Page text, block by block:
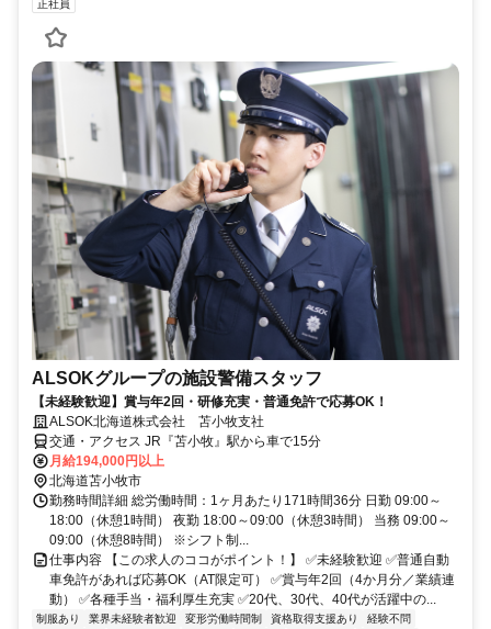
正社員
ALSOKグループの施設警備スタッフ
【未経験歓迎】賞与年2回・研修充実・普通免許で応募OK！
ALSOK北海道株式会社 苫小牧支社
交通・アクセス JR『苫小牧』駅から車で15分
月給194,000円以上
北海道苫小牧市
勤務時間詳細 総労働時間：1ヶ月あたり171時間36分 日勤 09:00～
18:00（休憩1時間） 夜勤 18:00～09:00（休憩3時間） 当務 09:00～
09:00（休憩8時間） ※シフト制...
仕事内容 【この求人のココがポイント！】 ✅未経験歓迎 ✅普通自動
車免許があれば応募OK（AT限定可） ✅賞与年2回（4か月分／業績連
動） ✅各種手当・福利厚生充実 ✅20代、30代、40代が活躍中の...
制服あり 業界未経験者歓迎 変形労働時間制 資格取得支援あり
経験不問